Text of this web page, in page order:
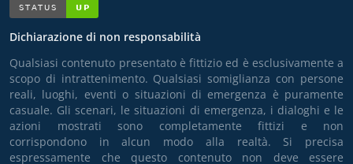
Dichiarazione di non responsabilità
Qualsiasi contenuto presentato è fittizio ed è esclusivamente a
scopo di intrattenimento. Qualsiasi somiglianza con persone
reali, luoghi, eventi o situazioni di emergenza è puramente
casuale. Gli scenari, le situazioni di emergenza, i dialoghi e le
azioni mostrati sono completamente fittizi e non
corrispondono in alcun modo alla realtà. Si precisa
espressamente che questo contenuto non deve essere